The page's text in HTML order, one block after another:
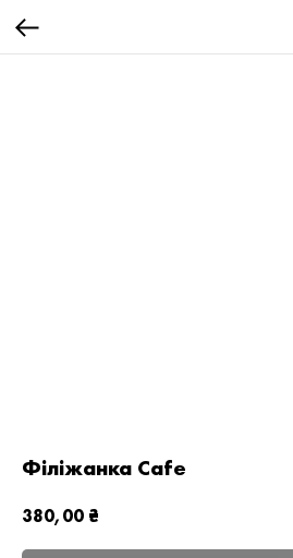
Філіжанка Cafe
380,00 ₴